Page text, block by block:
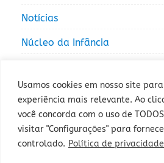
Usamos cookies em nosso site
experiência mais relevante. Ao
você concorda com o uso de
visitar "Configurações" para
controlado. Política de privacidade
Notícias
Núcleo da Infância